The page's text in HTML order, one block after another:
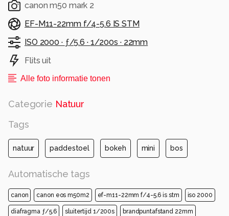
canon m50 mark 2
EF-M11-22mm f/4-5.6 IS STM
ISO 2000 · ƒ/5.6 · 1/200s · 22mm
Flits uit
Alle foto informatie tonen
Categorie Natuur
Tags
natuur paddestoel bokeh mini bos
Automatische tags
canon canon eos m50m2 ef-m11-22mm f/4-5.6 is stm iso 2000
diafragma ƒ/5.6 sluitertijd 1/200s brandpuntafstand 22mm